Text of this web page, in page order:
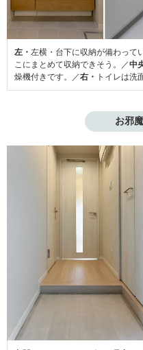
左・ 左横・台下に収納が備わって
こにまとめて収納できそう。／中
燥機付きです。／右・ トイレは洗
お邪